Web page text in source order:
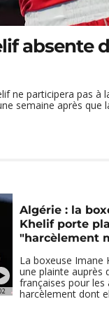
absente
ne participera pas à
semaine après que
Algérie : la
Khelif porte
"harcèlement
La boxeuse Imane
une plainte auprès
françaises pour les
harcèlement dont